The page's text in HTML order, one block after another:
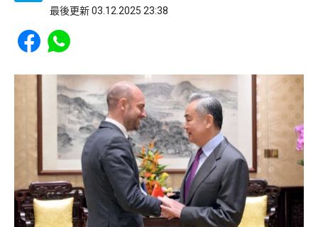
最後更新 03.12.2025 23:38
Share to Facebook
Share to WhatsApp